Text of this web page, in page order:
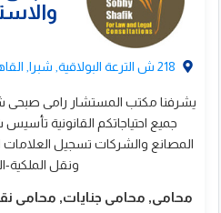
يشرفنا مكتب المستشار رامى
جميع احتياجاتكم القانونية
المصانع والشركات تسجيل العلامات
ونقل الملكية-
محامى, محامى جنايات, محامى